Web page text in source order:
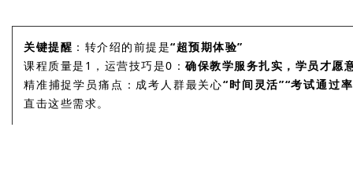
关键提醒 ：转介绍的前提是“超预期体验”
课程质量是1，运营技巧是0： 确保教学服务扎实，学员才愿
精准捕捉学员痛点：成考人群最关心“时间灵活”“考试通过
直击这些需求。